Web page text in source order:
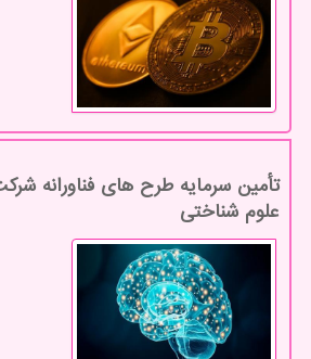
تأمین سرمایه طرح های فناورانه
علوم شناختی